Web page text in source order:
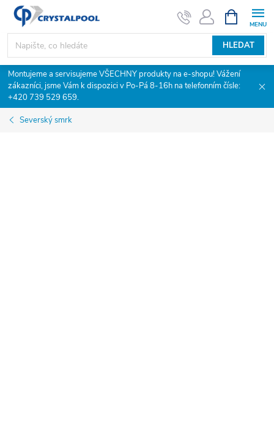
Přejít
obsah
HLEDAT
NÁKUPNÍ
KOŠÍK
Montujeme a servisujeme VŠECHNY produkty na e-shopu! Vážení
zákazníci, jsme Vám k dispozici v Po-Pá 8-16h na telefonním čísle:
+420 739 529 659.
Severský smrk